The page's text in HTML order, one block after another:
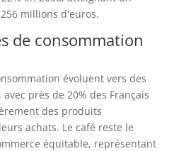
millions d'euros.
de consommation
évoluent vers des
près de 20% des Français
des produits
achats. Le café reste le
équitable, représentant